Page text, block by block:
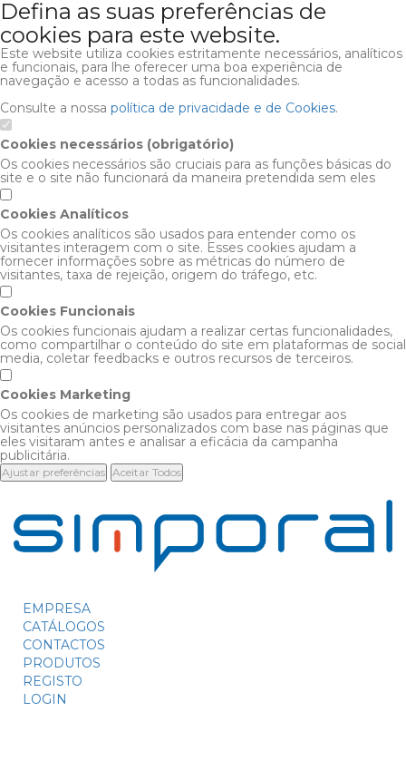
Defina as suas preferências de
cookies para este website.
Este website utiliza cookies estritamente necessários, analíticos
e funcionais, para lhe oferecer uma boa experiência de
navegação e acesso a todas as funcionalidades.
Consulte a nossa política de privacidade e de Cookies.
Cookies necessários (obrigatório)
Os cookies necessários são cruciais para as funções básicas do
site e o site não funcionará da maneira pretendida sem eles
Cookies Analíticos
Os cookies analíticos são usados para entender como os
visitantes interagem com o site. Esses cookies ajudam a
fornecer informações sobre as métricas do número de
visitantes, taxa de rejeição, origem do tráfego, etc.
Cookies Funcionais
Os cookies funcionais ajudam a realizar certas funcionalidades,
como compartilhar o conteúdo do site em plataformas de social
media, coletar feedbacks e outros recursos de terceiros.
Cookies Marketing
Os cookies de marketing são usados para entregar aos
visitantes anúncios personalizados com base nas páginas que
eles visitaram antes e analisar a eficácia da campanha
publicitária.
Ajustar preferências Aceitar Todos
EMPRESA
CATÁLOGOS
CONTACTOS
PRODUTOS
REGISTO
LOGIN